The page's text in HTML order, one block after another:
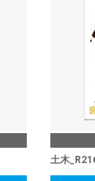
土木